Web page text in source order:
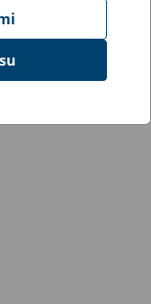
wystąpić
Usług
funkcji.